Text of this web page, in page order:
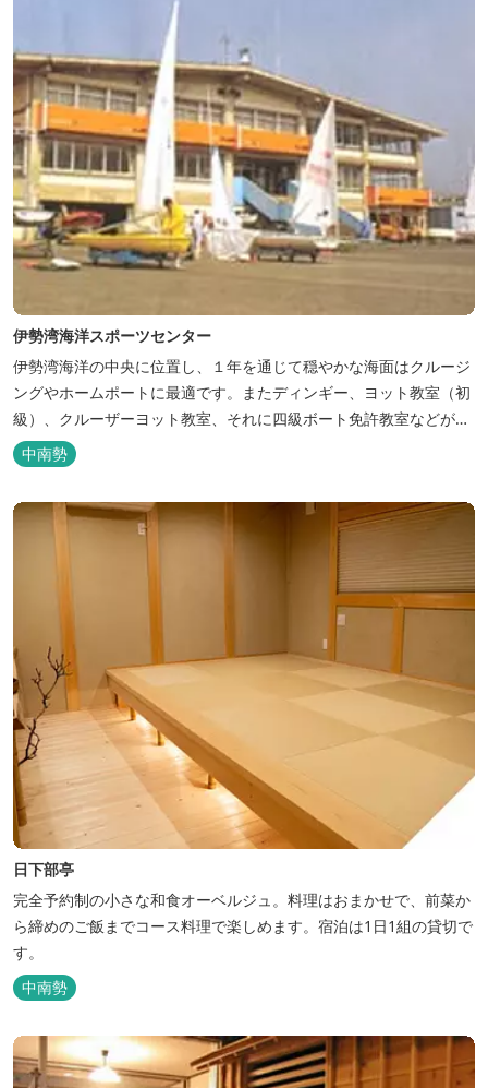
伊勢湾海洋スポーツセンター
伊勢湾海洋の中央に位置し、１年を通じて穏やかな海面はクルージ
ングやホームポートに最適です。またディンギー、ヨット教室（初
級）、クルーザーヨット教室、それに四級ボート免許教室などが開
催されています。レンタルヨットもあります。
中南勢
日下部亭
完全予約制の小さな和食オーベルジュ。料理はおまかせで、前菜か
ら締めのご飯までコース料理で楽しめます。宿泊は1日1組の貸切で
す。
中南勢